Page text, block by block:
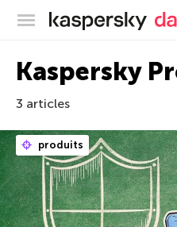
Kaspersky
3 articles
produits